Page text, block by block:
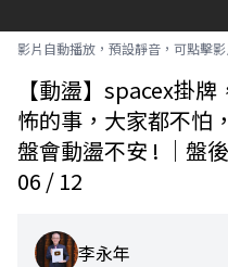
影片自動播放，預設靜音，可點擊
【動盪】spacex掛
怖的事，大家都不怕
盤會動盪不安 ! ｜盤
06 / 12
李永年